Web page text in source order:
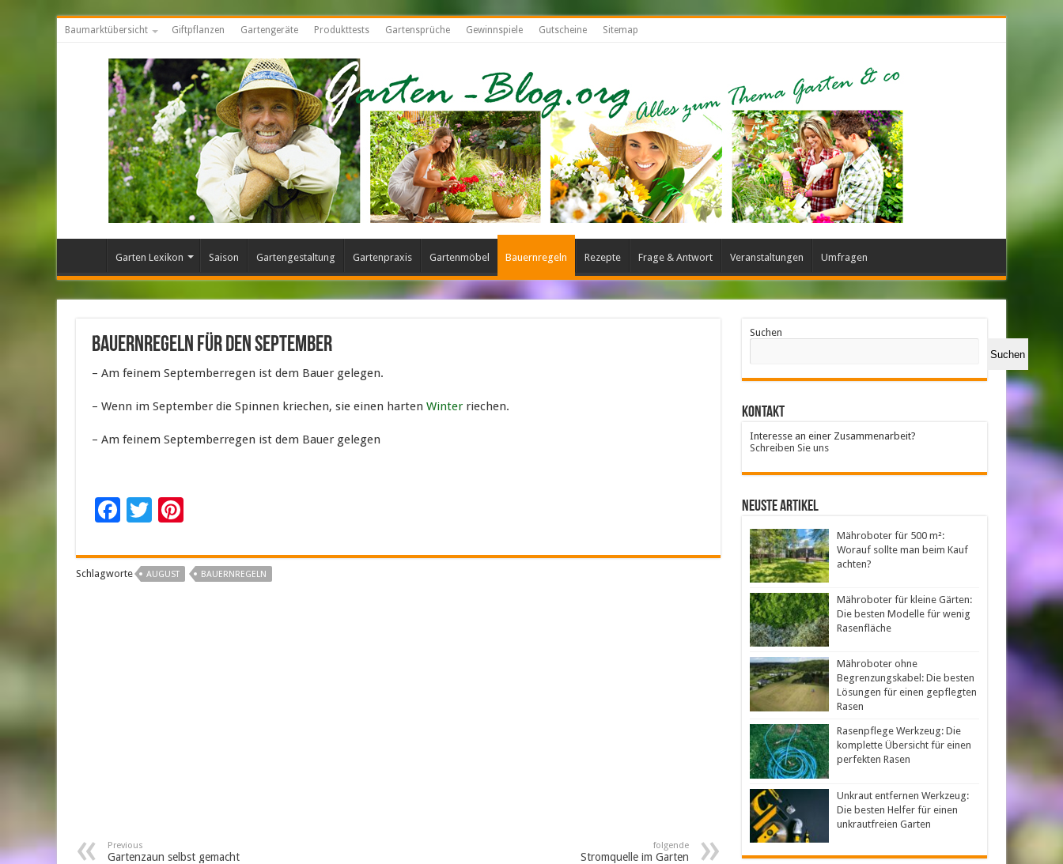
Baumarktübersicht Giftpflanzen Gartengeräte Produkttests Gartensprüche Gewinnspiele Gutscheine Sitemap
Garten Lexikon Saison Gartengestaltung Gartenpraxis Gartenmöbel Bauernregeln Rezepte Frage & Antwort Veranstaltungen Umfragen
Bauernregeln für den September
– Am feinem Septemberregen ist dem Bauer gelegen.
– Wenn im September die Spinnen kriechen, sie einen harten Winter riechen.
– Am feinem Septemberregen ist dem Bauer gelegen
F
e
b
T
tt
er
er
es
Schlagworte AUGUST BAUERNREGELN
Previous
Gartenzaun selbst gemacht
folgende
Stromquelle im Garten
Suchen
Suchen
Kontakt
Interesse an einer Zusammenarbeit?
Schreiben Sie uns
neuste Artikel
Mähroboter für 500 m²:
Worauf sollte man beim Kauf
achten?
Mähroboter für kleine Gärten:
Die besten Modelle für wenig
Rasenfläche
Mähroboter ohne
Begrenzungskabel: Die besten
Lösungen für einen gepflegten
Rasen
Rasenpflege Werkzeug: Die
komplette Übersicht für einen
perfekten Rasen
Unkraut entfernen Werkzeug:
Die besten Helfer für einen
unkrautfreien Garten